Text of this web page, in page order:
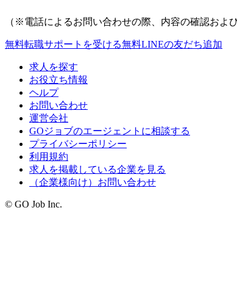
（※電話によるお問い合わせの際、内容の確認およ
無料転職サポートを受ける無料LINEの友だち追加
求人を探す
お役立ち情報
ヘルプ
お問い合わせ
運営会社
GOジョブのエージェントに相談する
プライバシーポリシー
利用規約
求人を掲載している企業を見る
（企業様向け）お問い合わせ
© GO Job Inc.